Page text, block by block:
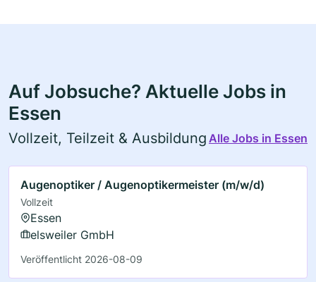
Auf Jobsuche? Aktuelle Jobs in
Essen
Vollzeit, Teilzeit & Ausbildung Alle Jobs in Essen
Augenoptiker / Augenoptikermeister (m/w/d)
Vollzeit
Essen
elsweiler GmbH
Veröffentlicht 2026-08-09